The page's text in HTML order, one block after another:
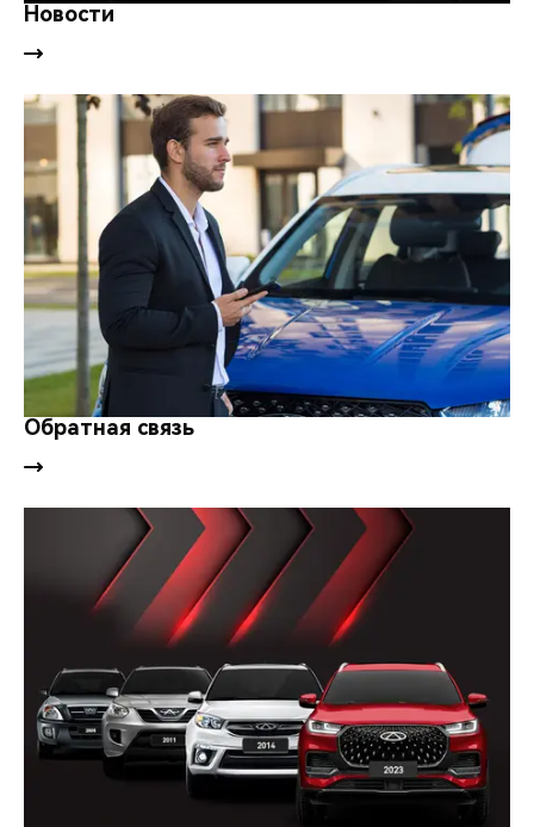
CHERY И СПОРТ
НАШИ МЕРОПРИЯТИЯ
ВИДЕООБЗОРЫ
CHERY ДЛЯ ДЕТЕЙ
Новости
Обратная связь